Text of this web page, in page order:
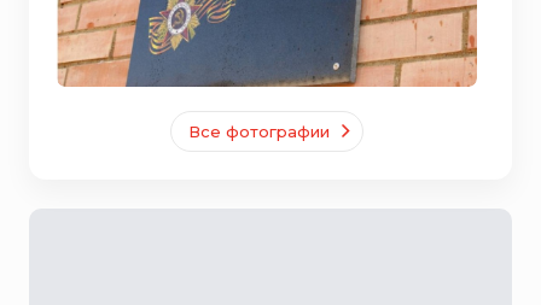
Все фотографии